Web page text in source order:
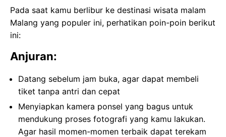
Pada saat kamu berlibur ke destinasi wisata malam
Malang yang populer ini, perhatikan poin-poin berikut
ini:
Anjuran:
Datang sebelum jam buka, agar dapat membeli
tiket tanpa antri dan cepat
Menyiapkan kamera ponsel yang bagus untuk
mendukung proses fotografi yang kamu lakukan.
Agar hasil momen-momen terbaik dapat terekam